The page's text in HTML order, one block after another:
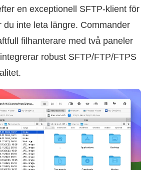
en exceptionell SFTP-klient för
du inte leta längre. Commander
filhanterare med två paneler
robust SFTP/FTP/FTPS